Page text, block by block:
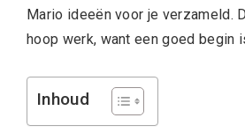
Mario ideeën voor je verzameld.
hoop werk, want een goed begin
Inhoud